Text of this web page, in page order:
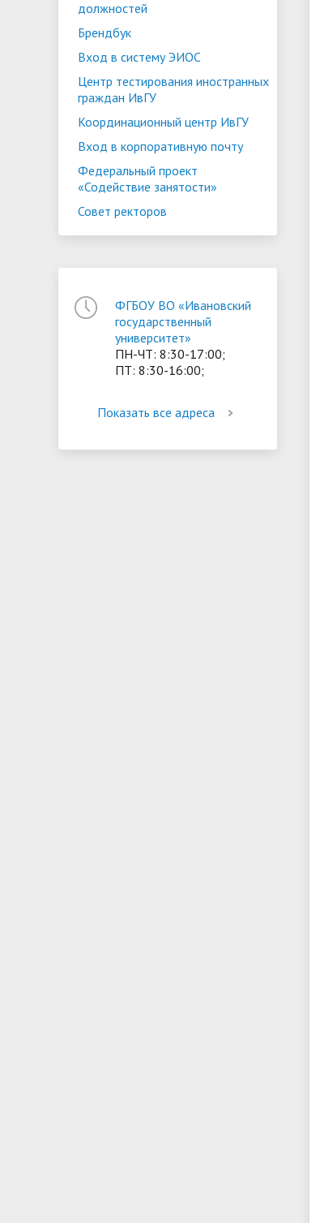
должностей
Брендбук
Вход в систему ЭИОС
Центр тестирования иностранных
граждан ИвГУ
Координационный центр ИвГУ
Вход в корпоративную почту
Федеральный проект
«Содействие занятости»
Совет ректоров
ФГБОУ ВО «Ивановский
государственный
университет»
ПН-ЧТ: 8:30-17:00;
ПТ: 8:30-16:00;
Показать все адреса